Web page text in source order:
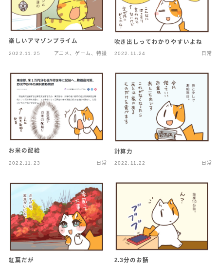
楽しいアマゾンプライム
2022.11.25 アニメ、ゲーム、特撮
吹き出しってわかりやすいよね
2022.11.24 日常
お米の配給
2022.11.23 日常
計算力
2022.11.22 日常
紅葉だが 2.3分のお話